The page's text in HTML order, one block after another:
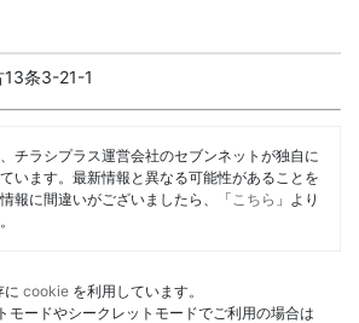
13条3-21-1
チラシプラス運営会社のセブンネットが独自に
います。最新情報と異なる可能性があることを
報に間違いがございましたら、「 こちら 」より
に cookie を利用しています。
モードやシークレットモードでご利用の場合は